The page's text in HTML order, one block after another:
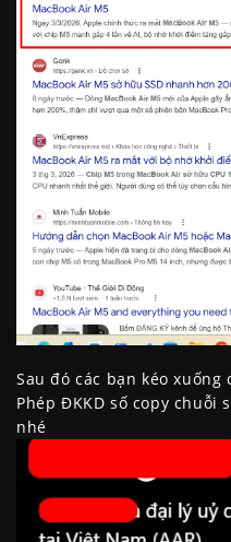
Sau đó các bạn kéo
Phép ĐKKD số copy chuỗi
nhé